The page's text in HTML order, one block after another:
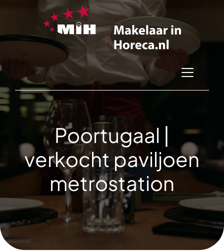
Poortugaal |
verkocht paviljoen
metrostation